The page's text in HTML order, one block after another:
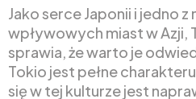
Jako serce Japonii i jedno z
wpływowych miast w Azji,
sprawia, że warto je
Tokio jest pełne
się w tej kulturze jest